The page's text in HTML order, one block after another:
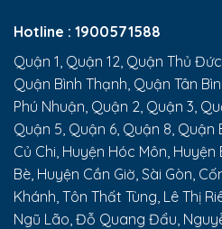
Hotline : 1900571588
Quận 1, Quận 12, Quận Thủ
Quận Bình Thạnh, Quận Tân
Phú Nhuận, Quận 2, Quận 3,
Quận 5, Quận 6, Quận 8, Quận
Củ Chi, Huyện Hóc Môn,
Bè, Huyện Cần Giờ, Sài Gòn,
Khánh, Tôn Thất Tùng, Lê Thị
Ngũ Lão, Đỗ Quang Đẩu,